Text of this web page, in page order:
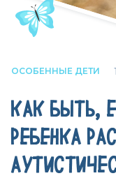
ОСОБЕННЫЕ ДЕТИ
КАК БЫТЬ,
РЕБЕНКА